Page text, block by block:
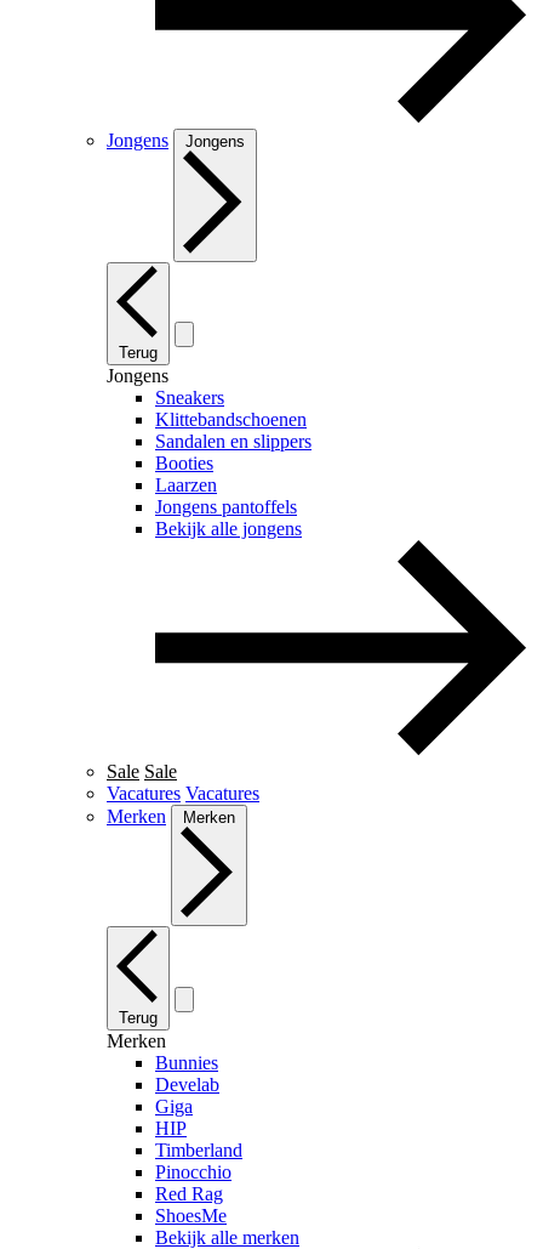
Jongens Jongens
Terug
Jongens
Sneakers
Klittebandschoenen
Sandalen en slippers
Booties
Laarzen
Jongens pantoffels
Bekijk alle jongens
Sale Sale
Vacatures Vacatures
Merken
Merken
Terug
Merken
Bunnies
Develab
Giga
HIP
Timberland
Pinocchio
Red Rag
ShoesMe
Bekijk alle merken